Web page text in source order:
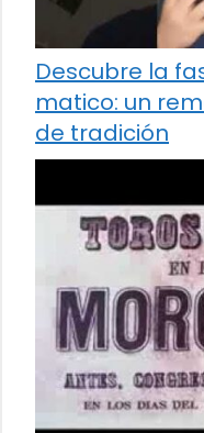
Descubre la
matico: un
de tradición